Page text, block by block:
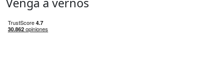
Venga a vernos